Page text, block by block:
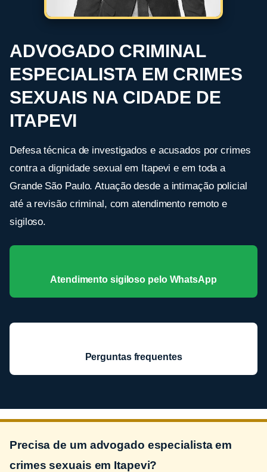
ADVOGADO CRIMINAL
ESPECIALISTA EM CRIMES
SEXUAIS NA CIDADE DE
ITAPEVI
Defesa técnica de investigados e acusados por crimes
contra a dignidade sexual em Itapevi e em toda a
Grande São Paulo. Atuação desde a intimação policial
até a revisão criminal, com atendimento remoto e
sigiloso.
Atendimento sigiloso pelo WhatsApp
Perguntas frequentes
Precisa de um advogado especialista em
crimes sexuais em Itapevi?